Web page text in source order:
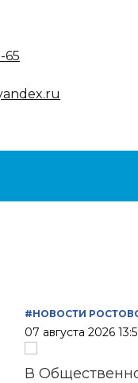
65
#НОВОСТИ
07 августа 2026
В